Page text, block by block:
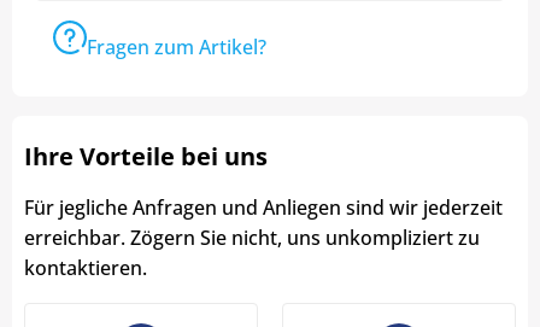
Fragen zum Artikel?
Ihre Vorteile bei uns
Für jegliche Anfragen und Anliegen sind wir jederzeit
erreichbar. Zögern Sie nicht, uns unkompliziert zu
kontaktieren.